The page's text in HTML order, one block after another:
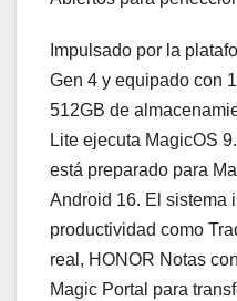
Impulsado por la
Gen 4 y equipado con
512GB de
Lite ejecuta MagicOS
está preparado para
Android 16. El sistema
productividad como
real, HONOR Notas
Magic Portal para